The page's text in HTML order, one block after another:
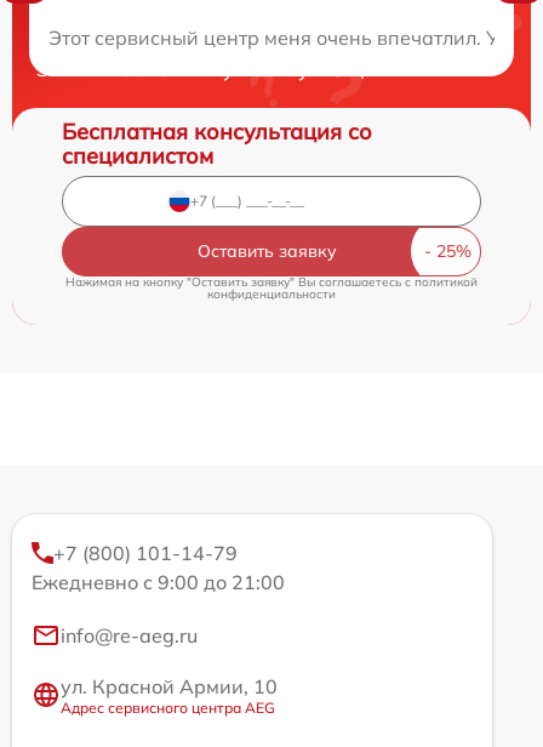
Этот сервисный центр меня очень впечатлил. У
Нужна консультация?
Закажите бесплатную консультацию
Бесплатная консультация со
специалистом
Оставить заявку
Нажимая на кнопку "Оставить заявку" Вы соглашаетесь cполитикой
конфиденциальности
+7 (800) 101-14-79
Ежедневно с 9:00 до 21:00
info@re-aeg.ru
ул. Красной Армии, 10
Адрес сервисного центра AEG